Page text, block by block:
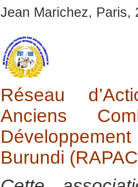
Jean Marichez, Paris,
Réseau
Anciens
Burundi